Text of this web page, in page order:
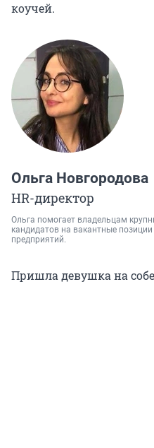
коучей.
Ольга Новгородова
HR-директор
Ольга помогает владельцам
кандидатов на вакантные
предприятий.
Пришла девушка на